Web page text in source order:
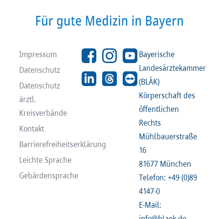
Recht
meineBLÄK
Recht
meineBLÄK
Impressum
Datenschutz
Datenschutz
ärztl.
Kreisverbände
Kontakt
Barrierefreiheitserklärung
Leichte Sprache
Gebärdensprache
Bayerische
Landesärztekammer
(BLÄK)
Körperschaft des
öffentlichen
Rechts
Mühlbauerstraße
16
81677 München
Telefon: +49 (0)89
4147-0
E-Mail: